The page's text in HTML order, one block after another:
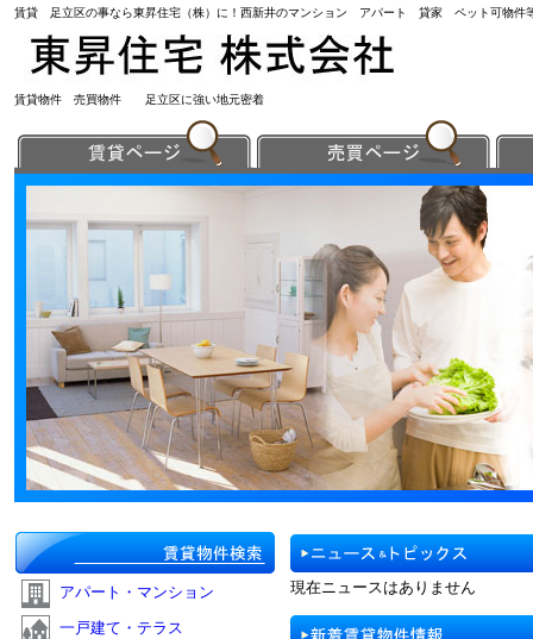
賃貸 足立区の事なら東昇住宅（株）に！西新井のマンション アパート 貸家 ペット可物件
賃貸物件 売買物件 足立区に強い地元密着
アパート・マンション
一戸建て・テラス
現在ニュースはありません